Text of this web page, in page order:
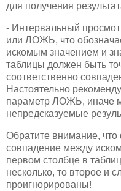
для получения
- Интервальный
или ЛОЖЬ, что
искомым значением и
таблицы должен быть
соответственно
Настоятельно
параметр ЛОЖЬ, иначе
непредсказуемые
Обратите внимание,
совпадение между
первом столбце в
несколько, то второе и
проигнорированы!